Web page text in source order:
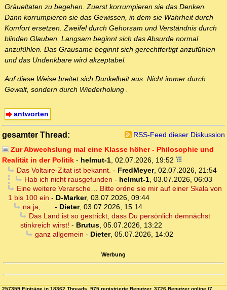
Gräueltaten zu begehen. Zuerst korrumpieren sie das Denken.
Dann korrumpieren sie das Gewissen, in dem sie Wahrheit durch
Komfort ersetzen. Zweifel durch Gehorsam und Verständnis durch
blinden Glauben. Langsam beginnt sich das Absurde normal
anzufühlen. Das Grausame beginnt sich gerechtfertigt anzufühlen
und das Undenkbare wird akzeptabel.
Auf diese Weise breitet sich Dunkelheit aus. Nicht immer durch
Gewalt, sondern durch Wiederholung .
antworten
gesamter Thread:
RSS-Feed dieser Diskussion
Zur Abwechslung mal eine Klasse höher - Philosophie und
Realität in der Politik - helmut-1, 02.07.2026, 19:52
Das Voltaire-Zitat ist bekannt. - FredMeyer, 02.07.2026, 21:54
Hab ich nicht rausgefunden - helmut-1, 03.07.2026, 06:03
Eine weitere Verarsche… Bitte ordne sie mir auf einer Skala von
1 bis 100 ein - D-Marker, 03.07.2026, 09:44
na ja, ..... - Dieter, 03.07.2026, 15:14
Das Land ist so gestrickt, dass Du persönlich demnächst
stinkreich wirst! - Brutus, 05.07.2026, 13:22
ganz allgemein - Dieter, 05.07.2026, 14:02
Werbung
257359 Einträge in 18362 Threads, 975 registrierte Benutzer, 3726 Benutzer online (7